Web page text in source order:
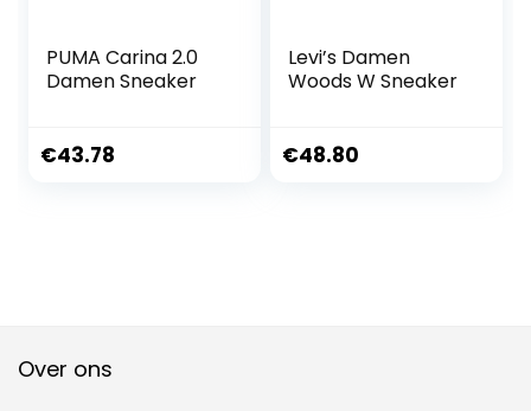
PUMA Carina 2.0
Damen Sneaker
€43.78
Levi’s Damen
Woods W Sneaker
€48.80
Over ons